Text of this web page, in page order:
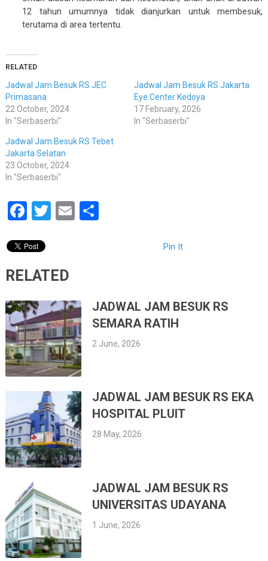
12 tahun umumnya tidak dianjurkan untuk membesuk,
terutama di area tertentu.
RELATED
Jadwal Jam Besuk RS JEC
Primasana
22 October, 2024
In "Serbaserbi"
Jadwal Jam Besuk RS Jakarta
Eye Center Kedoya
17 February, 2026
In "Serbaserbi"
Jadwal Jam Besuk RS Tebet
Jakarta Selatan
23 October, 2024
In "Serbaserbi"
Facebook
Twitter
EmailShare
Pin It
RELATED
JADWAL JAM BESUK RS
SEMARA RATIH
2 June, 2026
JADWAL JAM BESUK RS EKA
HOSPITAL PLUIT
28 May, 2026
JADWAL JAM BESUK RS
UNIVERSITAS UDAYANA
1 June, 2026